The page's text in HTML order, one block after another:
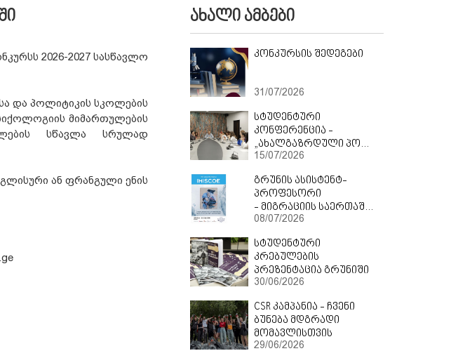
2026-2027 სასწავლო
და პოლიტიკის სკოლების
მიმართულების
სწავლა სრულად
ან ფრანგული ენის
ახალი ამბები
კონკურსის შედეგები
31/07/2026
სტუდენტური
კონფერენცია -
„ახალგაზრდული პოლიტიკა“
15/07/2026
გრუნის ასისტენტ-
პროფესორი
- მიგრაციის საერთაშორისო ცენტრის ყოველწლიურ კონფერენციაზე
08/07/2026
სტუდენტური
კრებულების
პრეზენტაცია გრუნიში
30/06/2026
CSR კამპანია - ჩვენი
ბუნება მდგრადი
მომავლისთვის
29/06/2026